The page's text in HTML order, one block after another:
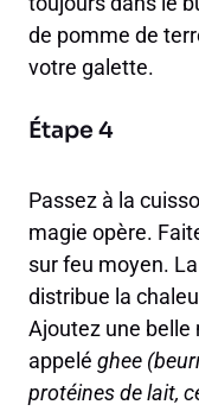
de pomme de
votre galette.
Étape 4
Passez à la
magie opère.
sur feu moyen.
distribue la
Ajoutez une belle
appelé ghee
protéines de lait,